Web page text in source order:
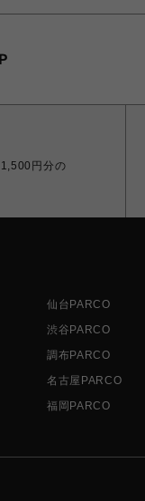
円分の
仙台PARCO
渋谷PARCO
調布PARCO
名古屋PARCO
福岡PARCO